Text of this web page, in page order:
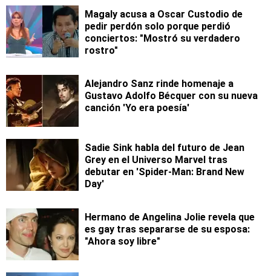
Magaly acusa a Oscar Custodio de
pedir perdón solo porque perdió
conciertos: "Mostró su verdadero
rostro"
Alejandro Sanz rinde homenaje a
Gustavo Adolfo Bécquer con su nueva
canción 'Yo era poesía'
Sadie Sink habla del futuro de Jean
Grey en el Universo Marvel tras
debutar en 'Spider-Man: Brand New
Day'
Hermano de Angelina Jolie revela que
es gay tras separarse de su esposa:
"Ahora soy libre"